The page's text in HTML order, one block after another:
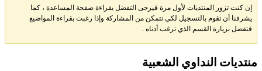
إن كنت تزور المنتديات لأول مرة فيرجى التفضل بقراءة صفحة المساعدة ، كما
يشرفنا أن تقوم بالتسجيل لكي تتمكن من المشاركة وإذا رغبت بقراءة المواضيع
فتفضل بزيارة القسم الذي ترغب أدناه .
منتديات النداوي الشعبية